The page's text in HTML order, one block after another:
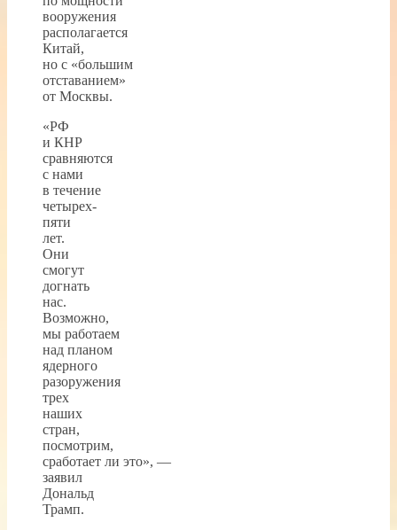
вооружения
располагается
Китай,
но с «большим
отставанием»
от Москвы.
«РФ
и КНР
сравняются
с нами
в течение
четырех-
пяти
лет.
Они
смогут
догнать
нас.
Возможно,
мы работаем
над планом
ядерного
разоружения
трех
наших
стран,
посмотрим,
сработает ли это», —
заявил
Дональд
Трамп.